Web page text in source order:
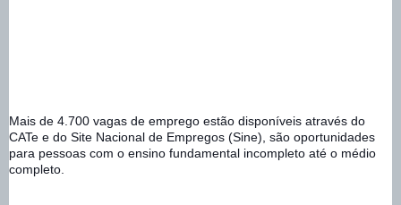
Mais de 4.700 vagas de emprego estão disponíveis através do
CATe e do Site Nacional de Empregos (Sine), são oportunidades
para pessoas com o ensino fundamental incompleto até o médio
completo.